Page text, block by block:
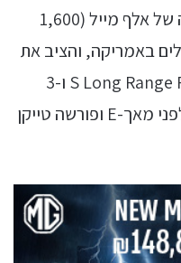
הרכב Car & Driver מבחן נסיעה של אלף מייל (1,600
באמריקה, והציב את
המודלים S Long Range Plus, Y Performance ו-3
Performance בראש הטבלה, לפני מאך-E ופורשה טייקן